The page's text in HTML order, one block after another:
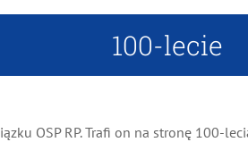
100-lecie
OSP RP. Trafi on na stronę 100-lecia